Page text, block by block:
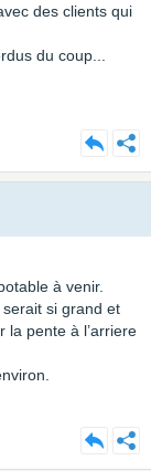
des clients qui
du coup...
à venir.
si grand et
la pente à l’arriere